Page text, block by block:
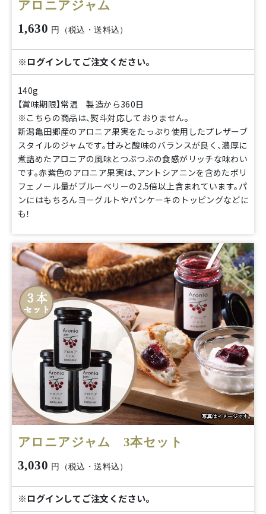
アロニアジャム
1,630 円（税込・送料込）
※ログインしてご注文ください。
140g
【賞味期限】常温 製造から360日
※こちらの商品は、熨斗対応しておりません。
新潟亀田郷産のアロニア果実をたっぷり使用したプレザーブ
スタイルのジャムです。甘みと酸味のバランスが良く、濃厚に
煮詰めたアロニアの風味とつぶつぶの食感がリッチな味わい
です。赤紫色のアロニア果実は、アントシアニンを含めたポリ
フェノール量がブルーベリーの2.5倍以上含まれています。パ
ンにはもちろんヨーグルトやパンケーキのトッピングなどに
も！
アロニアジャム 3本セット
3,030 円（税込・送料込）
※ログインしてご注文ください。